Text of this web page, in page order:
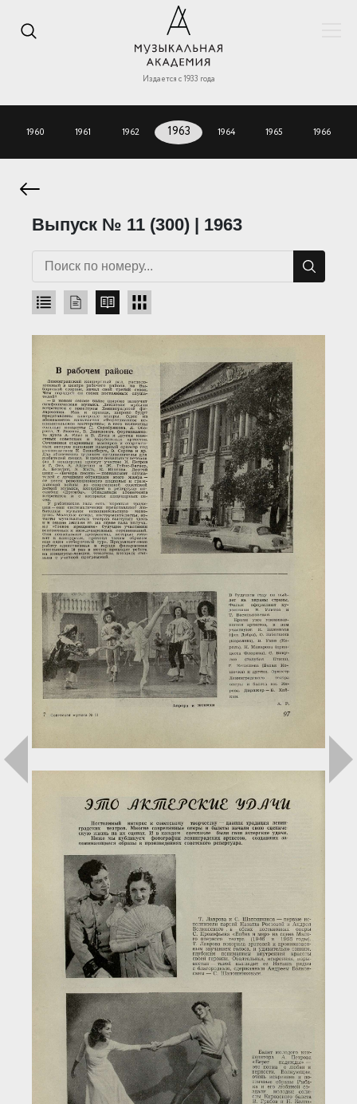
Издается с 1933 года
1960 1961 1962 1963 1964 1965 1966
Выпуск № 11 (300) | 1963
Загрузка...
Загрузка...